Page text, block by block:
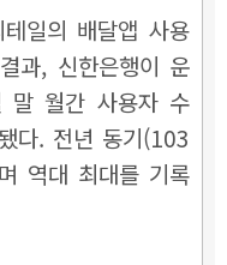
일의 배달앱 사용
과, 신한은행이 운
말 월간 사용자 수
다. 전년 동기(103
역대 최대를 기록